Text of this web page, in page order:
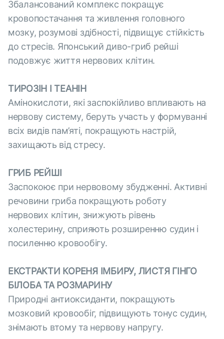
Збалансований комплекс покращує
кровопостачання та живлення головного
мозку, розумові здібності, підвищує стійкість
до стресів. Японський диво-гриб рейші
подовжує життя нервових клітин.
ТИРОЗІН І ТЕАНІН
Амінокислоти, які заспокійливо впливають на
нервову систему, беруть участь у формуванні
всіх видів пам’яті, покращують настрій,
захищають від стресу.
ГРИБ РЕЙШІ
Заспокоює при нервовому збудженні. Активні
речовини гриба покращують роботу
нервових клітин, знижують рівень
холестерину, сприяють розширенню судин і
посиленню кровообігу.
ЕКСТРАКТИ КОРЕНЯ ІМБИРУ, ЛИСТЯ ГІНГО
БІЛОБА ТА РОЗМАРИНУ
Природні антиоксиданти, покращують
мозковий кровообіг, підвищують тонус судин,
знімають втому та нервову напругу.